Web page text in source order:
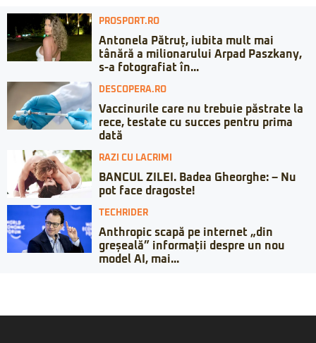
PROSPORT.RO
Antonela Pătruț, iubita mult mai
tânără a milionarului Arpad Paszkany,
s-a fotografiat în...
DESCOPERA.RO
Vaccinurile care nu trebuie păstrate la
rece, testate cu succes pentru prima
dată
RAZI CU LACRIMI
BANCUL ZILEI. Badea Gheorghe: – Nu
pot face dragoste!
TECHRIDER
Anthropic scapă pe internet „din
greșeală” informații despre un nou
model AI, mai...